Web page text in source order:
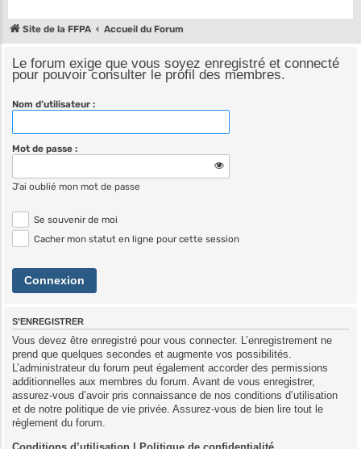
Site de la FFPA Accueil du Forum
Le forum exige que vous soyez enregistré et connecté
pour pouvoir consulter le profil des membres.
Nom d’utilisateur :
Mot de passe :
J’ai oublié mon mot de passe
Se souvenir de moi
Cacher mon statut en ligne pour cette session
S’ENREGISTRER
Vous devez être enregistré pour vous connecter. L’enregistrement ne
prend que quelques secondes et augmente vos possibilités.
L’administrateur du forum peut également accorder des permissions
additionnelles aux membres du forum. Avant de vous enregistrer,
assurez-vous d’avoir pris connaissance de nos conditions d’utilisation
et de notre politique de vie privée. Assurez-vous de bien lire tout le
règlement du forum.